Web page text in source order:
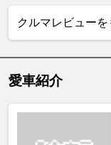
クルマレビューを
愛車紹介